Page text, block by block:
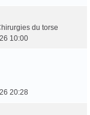
du torse
10:00
20:28